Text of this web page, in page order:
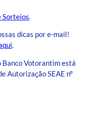
Sorteios.
dicas por e-mail!
.
Banco Votorantim está
Autorização SEAE nº